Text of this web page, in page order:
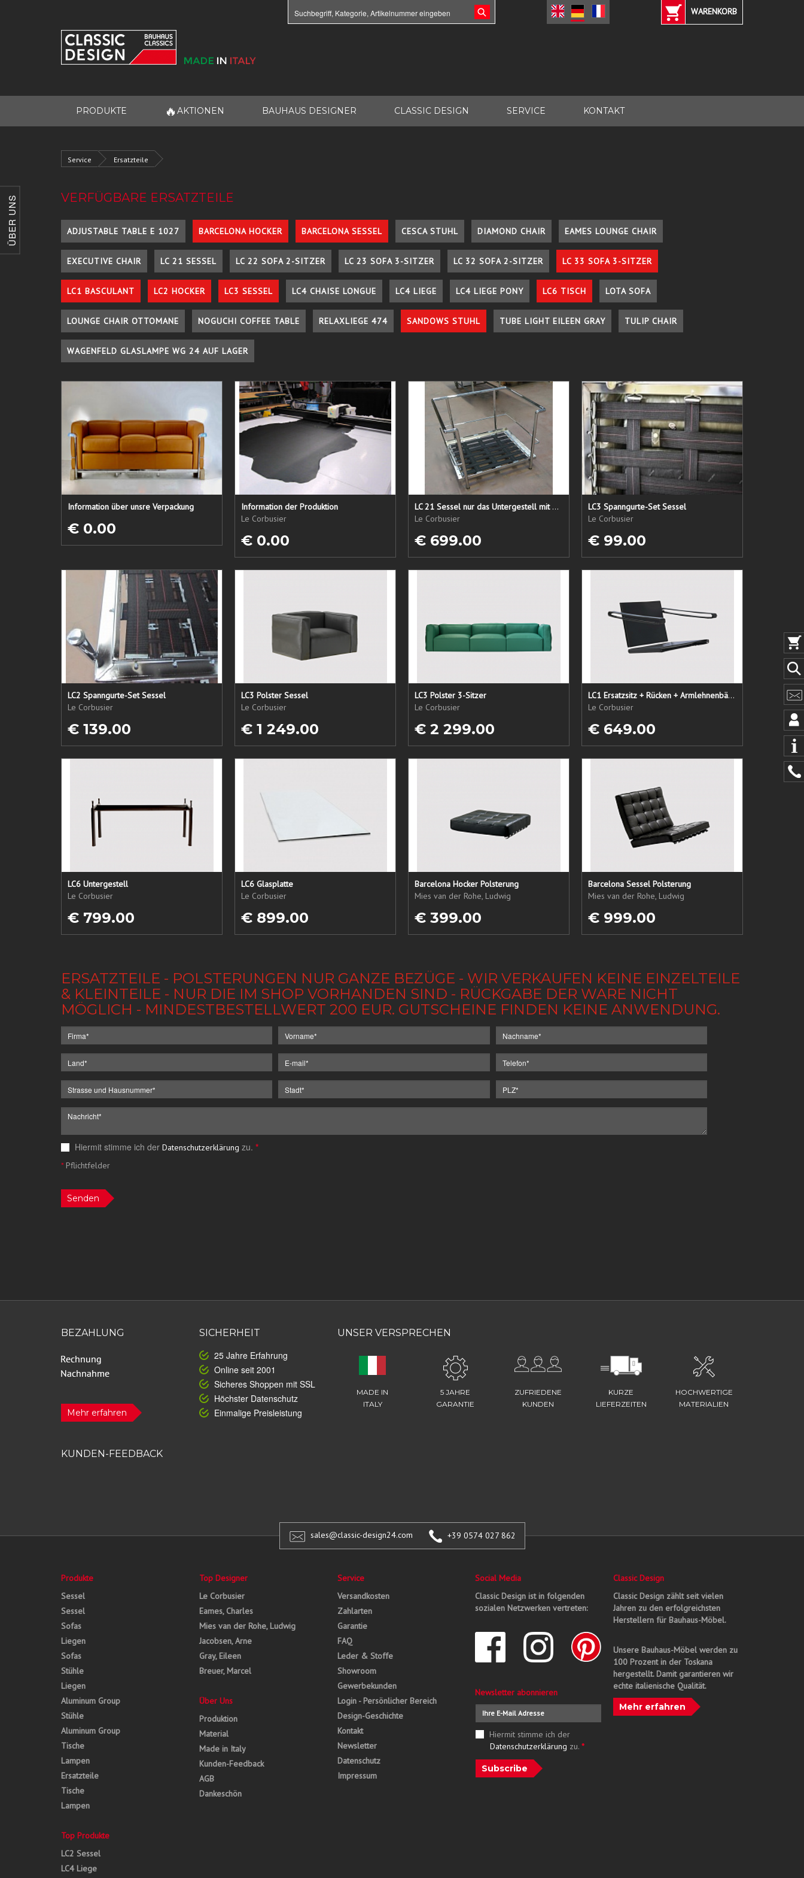
ÜBER UNS
WARENKORB
PRODUKTE 🔥 AKTIONEN BAUHAUS DESIGNER CLASSIC DESIGN SERVICE KONTAKT
Service Ersatzteile
VERFÜGBARE ERSATZTEILE
ADJUSTABLE TABLE E 1027 BARCELONA HOCKER BARCELONA SESSEL CESCA STUHL DIAMOND CHAIR EAMES LOUNGE CHAIR
EXECUTIVE CHAIR LC 21 SESSEL LC 22 SOFA 2-SITZER LC 23 SOFA 3-SITZER LC 32 SOFA 2-SITZER LC 33 SOFA 3-SITZER
LC1 BASCULANT LC2 HOCKER LC3 SESSEL LC4 CHAISE LONGUE LC4 LIEGE LC4 LIEGE PONY LC6 TISCH LOTA SOFA
LOUNGE CHAIR OTTOMANE NOGUCHI COFFEE TABLE RELAXLIEGE 474 SANDOWS STUHL TUBE LIGHT EILEEN GRAY TULIP CHAIR
WAGENFELD GLASLAMPE WG 24 AUF LAGER
Information über unsre Verpackung
€ 0.00
Information der Produktion
Le Corbusier
€ 0.00
LC 21 Sessel nur das Untergestell mit elastischen Straps
Le Corbusier
€ 699.00
LC3 Spanngurte-Set Sessel
Le Corbusier
€ 99.00
LC2 Spanngurte-Set Sessel
Le Corbusier
€ 139.00
LC3 Polster Sessel
Le Corbusier
€ 1 249.00
LC3 Polster 3-Sitzer
Le Corbusier
€ 2 299.00
LC1 Ersatzsitz + Rücken + Armlehnenbänder
Le Corbusier
€ 649.00
LC6 Untergestell
Le Corbusier
€ 799.00
LC6 Glasplatte
Le Corbusier
€ 899.00
Barcelona Hocker Polsterung
Mies van der Rohe, Ludwig
€ 399.00
Barcelona Sessel Polsterung
Mies van der Rohe, Ludwig
€ 999.00
ERSATZTEILE - POLSTERUNGEN NUR GANZE BEZÜGE - WIR VERKAUFEN KEINE EINZELTEILE
& KLEINTEILE - NUR DIE IM SHOP VORHANDEN SIND - RÜCKGABE DER WARE NICHT
MÖGLICH - MINDESTBESTELLWERT 200 EUR. GUTSCHEINE FINDEN KEINE ANWENDUNG.
Hiermit stimme ich der Datenschutzerklärung zu. *
*Pflichtfelder
Senden
BEZAHLUNG
Mehr erfahren
SICHERHEIT
25 Jahre Erfahrung
Online seit 2001
Sicheres Shoppen mit SSL
Höchster Datenschutz
Einmalige Preisleistung
UNSER VERSPRECHEN
MADE IN
ITALY
5 JAHRE
GARANTIE
ZUFRIEDENE
KUNDEN
KURZE
LIEFERZEITEN
HOCHWERTIGE
MATERIALIEN
KUNDEN-FEEDBACK
sales@classic-design24.com +39 0574 027 862
Produkte
Sessel
Sessel
Sofas
Liegen
Sofas
Stühle
Liegen
Aluminum Group
Stühle
Aluminum Group
Tische
Lampen
Ersatzteile
Tische
Lampen
Top Produkte
LC2 Sessel
LC4 Liege
Top Designer
Le Corbusier
Eames, Charles
Mies van der Rohe, Ludwig
Jacobsen, Arne
Gray, Eileen
Breuer, Marcel
Über Uns
Produktion
Material
Made in Italy
Kunden-Feedback
AGB
Dankeschön
Service
Versandkosten
Zahlarten
Garantie
FAQ
Leder & Stoffe
Showroom
Gewerbekunden
Login - Persönlicher Bereich
Design-Geschichte
Kontakt
Newsletter
Datenschutz
Impressum
Social Media
Classic Design ist in folgenden
sozialen Netzwerken vertreten:
Newsletter abonnieren
Hiermit stimme ich der
Datenschutzerklärung zu. *
Subscribe
Classic Design
Classic Design zählt seit vielen
Jahren zu den erfolgreichsten
Herstellern für Bauhaus-Möbel.
Unsere Bauhaus-Möbel werden zu
100 Prozent in der Toskana
hergestellt. Damit garantieren wir
echte italienische Qualität.
Mehr erfahren